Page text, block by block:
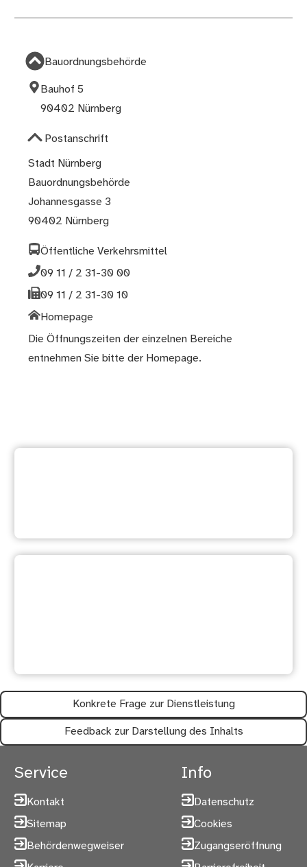
Bauordnungsbehörde
Bauhof 5
90402 Nürnberg
Postanschrift
Stadt Nürnberg
Bauordnungsbehörde
Johannesgasse 3
90402 Nürnberg
Öffentliche Verkehrsmittel
09 11 / 2 31-30 00
09 11 / 2 31-30 10
Homepage
Die Öffnungszeiten der einzelnen Bereiche
entnehmen Sie bitte der Homepage.
Konkrete Frage zur Dienstleistung
Feedback zur Darstellung des Inhalts
Service
Kontakt
Sitemap
Behördenwegweiser
Info
Datenschutz
Cookies
Zugangseröffnung